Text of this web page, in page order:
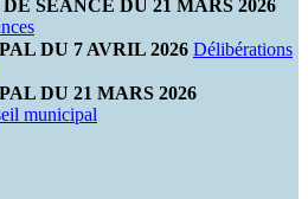
SÉANCE DU 21 MARS 2026
DU 7 AVRIL 2026 Délibérations
DU 21 MARS 2026
municipal